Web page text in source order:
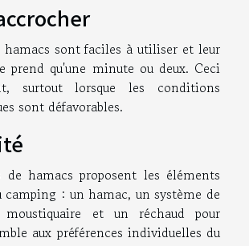
hamacs sont faciles à utiliser et leur
prend qu'une minute ou deux. Ceci
surtout lorsque les conditions
sont défavorables.
de hamacs proposent les éléments
camping : un hamac, un système de
moustiquaire et un réchaud pour
aux préférences individuelles du